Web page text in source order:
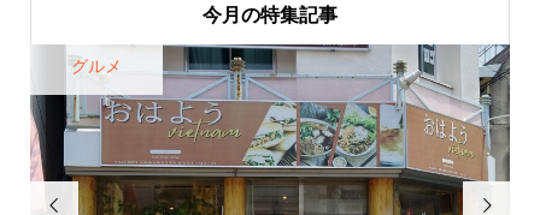
今月の特集記事

グルメ
